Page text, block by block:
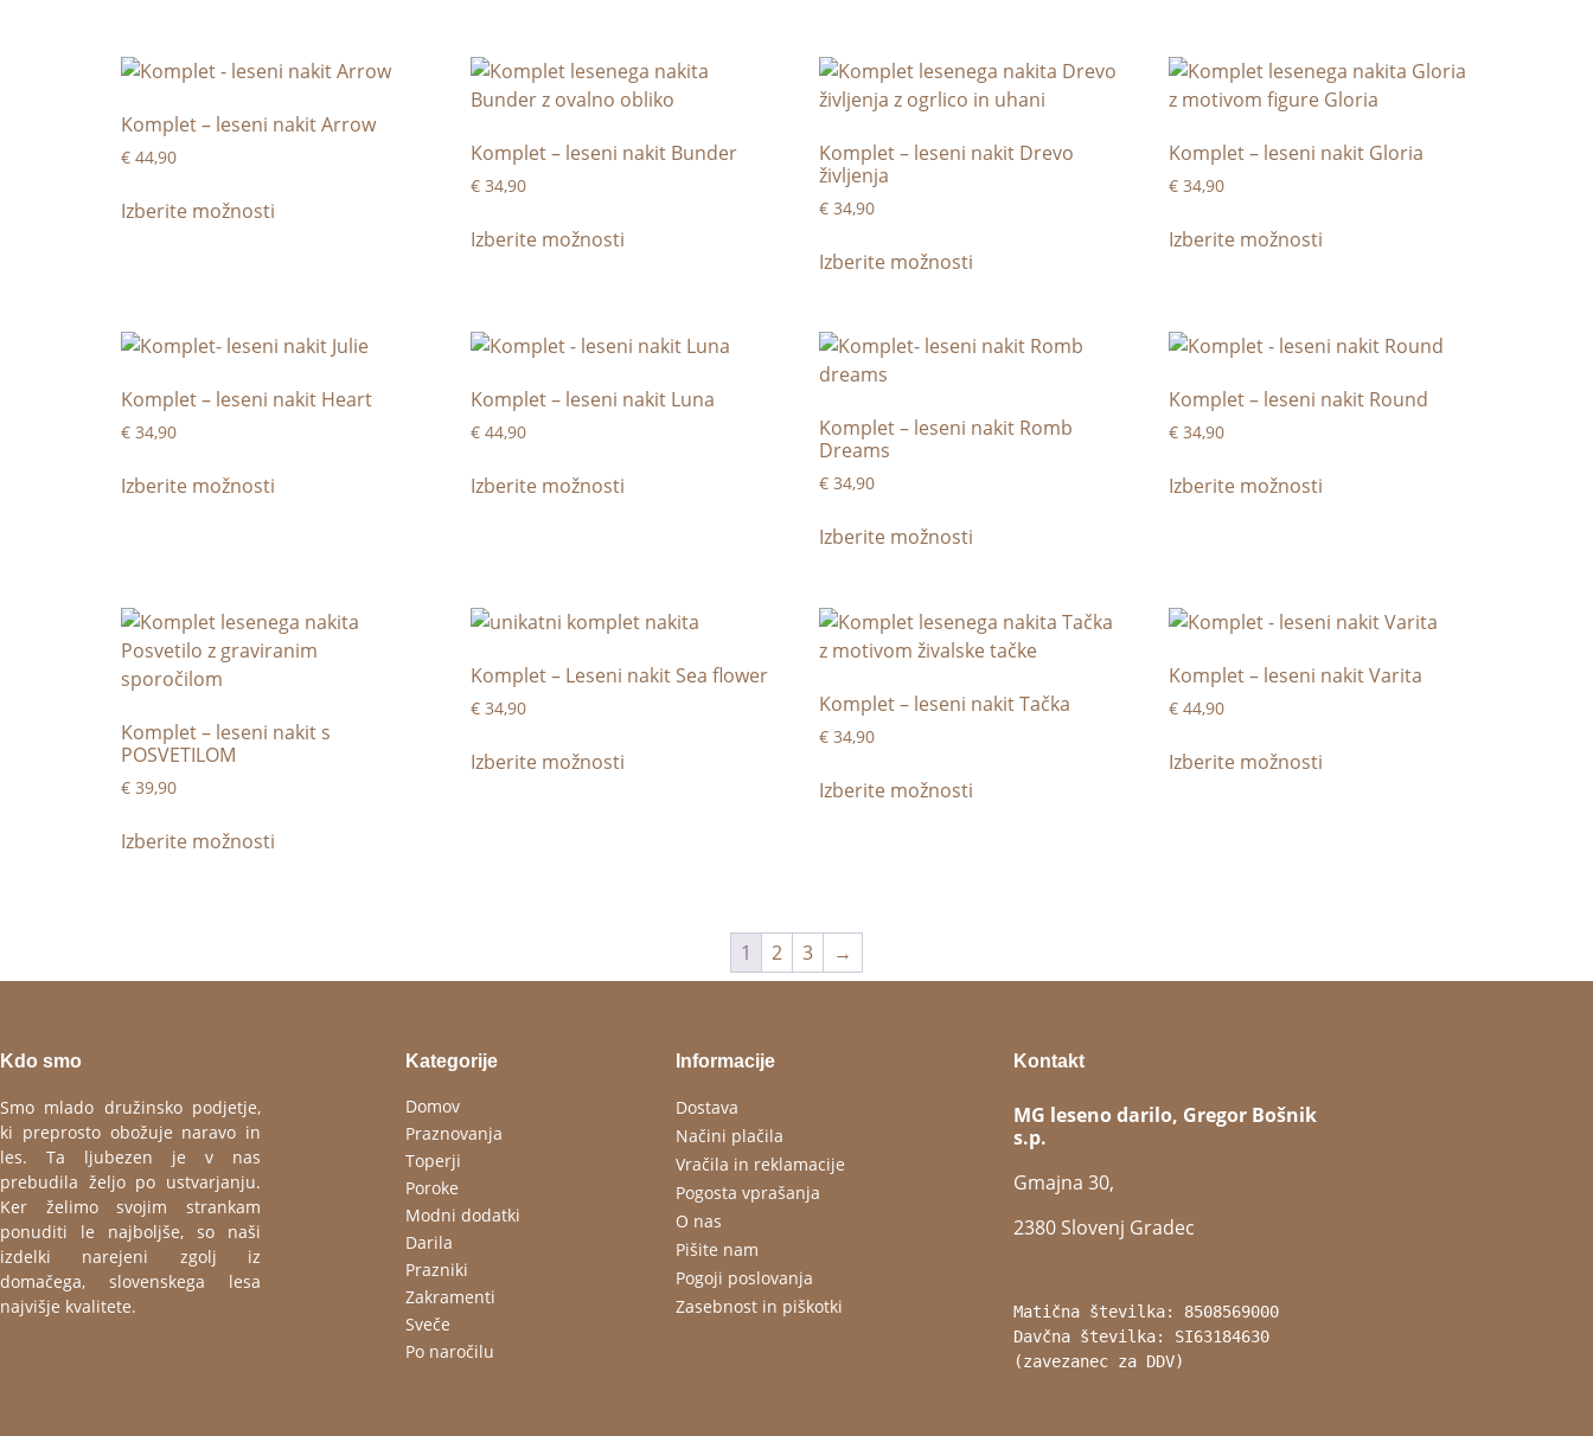
Komplet – leseni nakit Arrow
€ 44,90
Izberite možnosti
Komplet – leseni nakit Bunder
€34,90
Izberite možnosti
Komplet – leseni nakit Drevo
življenja
€ 34,90
Izberite možnosti
Komplet – leseni nakit Gloria
€ 34,90
Izberite možnosti
Komplet – leseni nakit Heart
€ 34,90
Izberite možnosti
Komplet – leseni nakit Luna
€44,90
Izberite možnosti
Komplet – leseni nakit Romb
Dreams
€ 34,90
Izberite možnosti
Komplet – leseni nakit Round
€ 34,90
Izberite možnosti
Komplet – leseni nakit s
POSVETILOM
€ 39,90
Izberite možnosti
Komplet – Leseni nakit Sea flower
€34,90
Izberite možnosti
Komplet – leseni nakit Tačka
€ 34,90
Izberite možnosti
Komplet – leseni nakit Varita
€ 44,90
Izberite možnosti
1 2 3 →
Kdo smo
Smo mlado družinsko podjetje,
ki preprosto obožuje naravo in
les. Ta ljubezen je v nas
prebudila željo po ustvarjanju.
Ker želimo svojim strankam
ponuditi le najboljše, so naši
izdelki narejeni zgolj iz
domačega, slovenskega lesa
najvišje kvalitete.
Kategorije
Domov
Praznovanja
Toperji
Poroke
Modni dodatki
Darila
Prazniki
Zakramenti
Sveče
Po naročilu
Informacije
Dostava
Načini plačila
Vračila in reklamacije
Pogosta vprašanja
O nas
Pišite nam
Pogoji poslovanja
Zasebnost in piškotki
Kontakt
MG leseno darilo, Gregor Bošnik
s.p.
Gmajna 30,
2380 Slovenj Gradec
Matična številka: 8508569000
Davčna številka: SI63184630
(zavezanec za DDV)